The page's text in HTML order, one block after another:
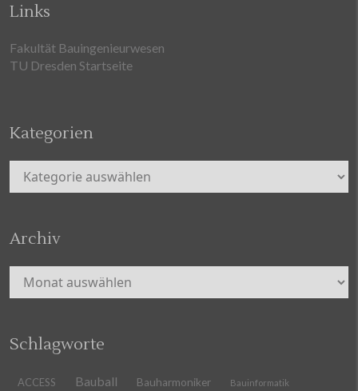
Links
Fakultät Bauingenieurwesen
TU Dresden Startseite
Kategorien
Kategorien
Archiv
Archiv
Schlagworte
ACCESS Bauball Bauharmoniker Bauinformatik